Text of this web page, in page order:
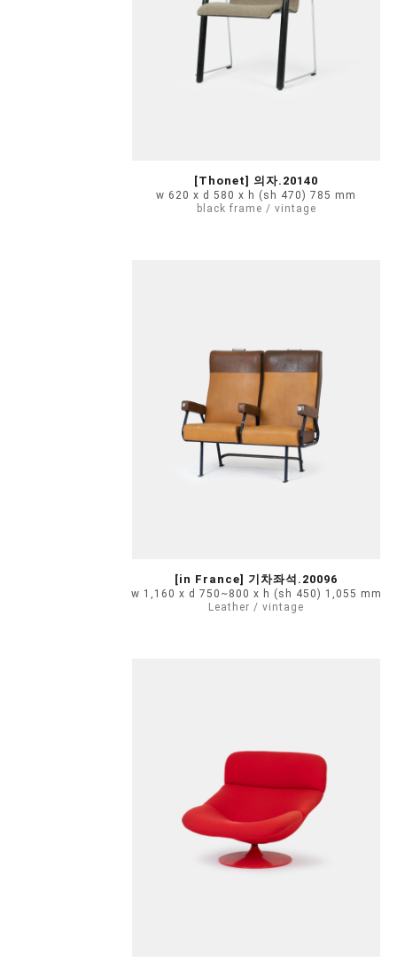
[Thonet] 의자.20140
w 620 x d 580 x h (sh 470) 785 mm
black frame / vintage
[in France] 기차좌석.20096
w 1,160 x d 750~800 x h (sh 450) 1,055 mm
Leather / vintage